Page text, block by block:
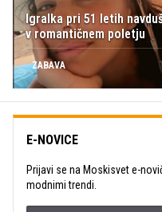
Igralka pri 51 letih
v romantičnem poletju
ZABAVA
E-NOVICE
Prijavi se na Moskisvet e-
modnimi trendi.